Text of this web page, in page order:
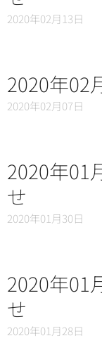
2020年02月13日
2020年02
2020年02月07日
2020年01
せ
2020年01月30日
2020年01
せ
2020年01月28日